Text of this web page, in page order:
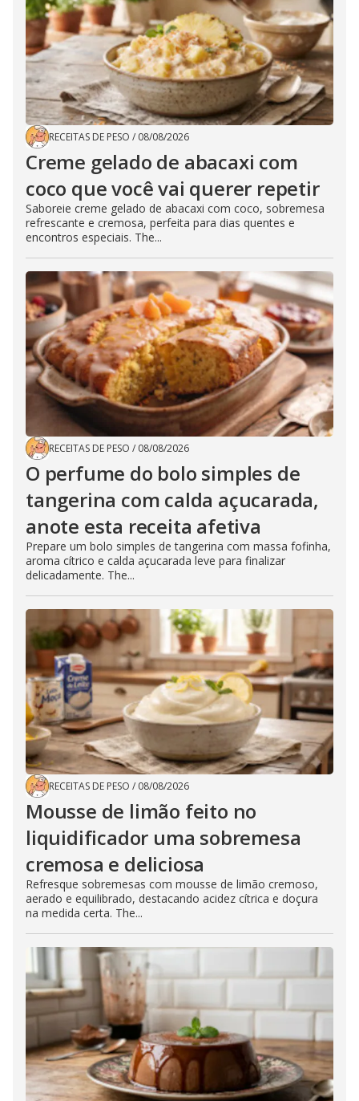
RECEITAS DE PESO / 08/08/2026
Creme gelado de abacaxi com
coco que você vai querer repetir
Saboreie creme gelado de abacaxi com coco, sobremesa
refrescante e cremosa, perfeita para dias quentes e
encontros especiais. The...
RECEITAS DE PESO / 08/08/2026
O perfume do bolo simples de
tangerina com calda açucarada,
anote esta receita afetiva
Prepare um bolo simples de tangerina com massa fofinha,
aroma cítrico e calda açucarada leve para finalizar
delicadamente. The...
RECEITAS DE PESO / 08/08/2026
Mousse de limão feito no
liquidificador uma sobremesa
cremosa e deliciosa
Refresque sobremesas com mousse de limão cremoso,
aerado e equilibrado, destacando acidez cítrica e doçura
na medida certa. The...